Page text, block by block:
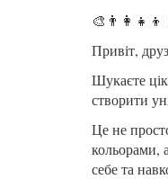
🎨👨‍👩‍👧‍👦
Привіт,
Шукаєте
створити
Це не
кольорами,
себе та